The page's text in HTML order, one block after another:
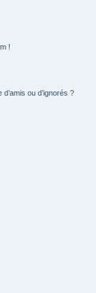
!
ou d’ignorés ?